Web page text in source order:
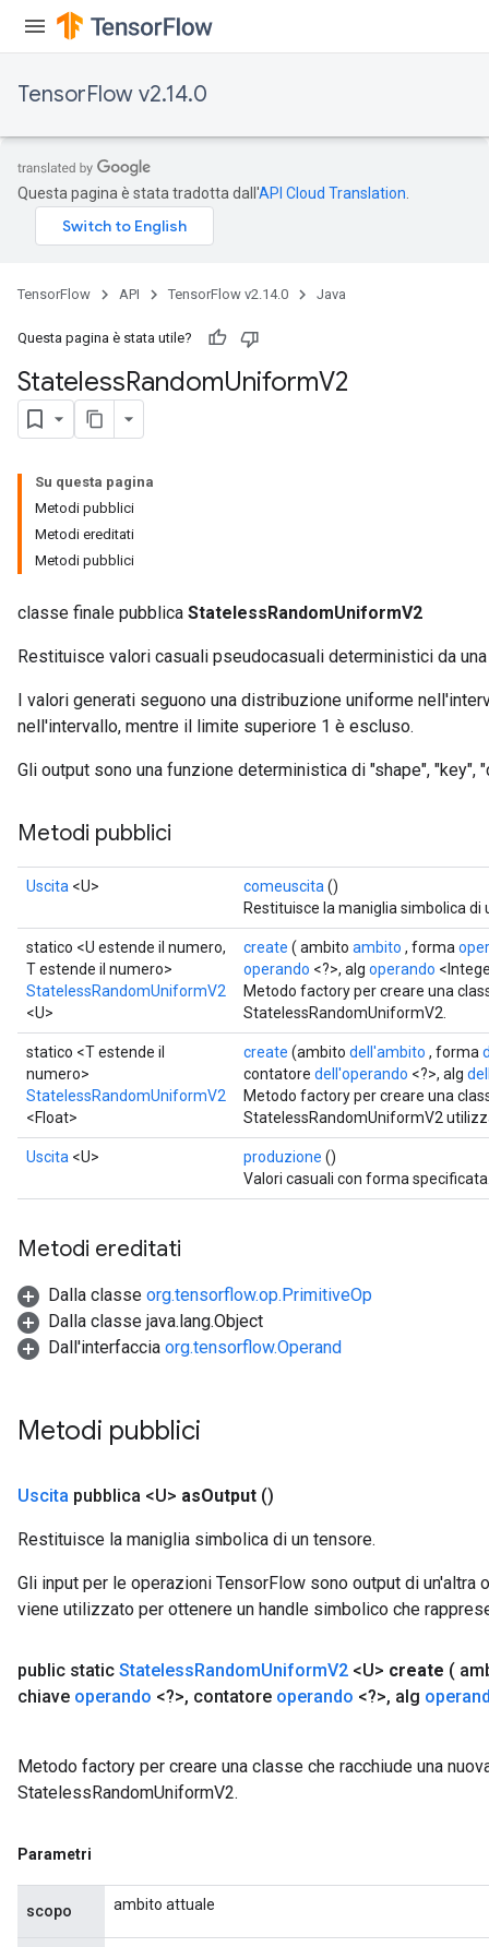
TensorFlow v2.14.0
Questa pagina è stata tradotta dall'API Cloud Translation
TensorFlow API TensorFlow v2.14.0 Java
Questa pagina è stata utile?
StatelessRandomUniformV2
Su questa pagina
Metodi pubblici
Metodi ereditati
Metodi pubblici
classe finale pubblica StatelessRandomUniformV2
Restituisce valori casuali pseudocasuali deterministici da
I valori generati seguono una distribuzione uniforme
nell'intervallo, mentre il limite superiore 1 è escluso.
Gli output sono una funzione deterministica di "shape", "key",
Metodi pubblici
Uscita <U> comeuscita ()
Restituisce la maniglia simbolica di
statico <U estende il numero,
T estende il numero>
StatelessRandomUniformV2
<U>
create ( ambito ambito , forma
operando <?>, alg operando
Metodo factory per creare una
StatelessRandomUniformV2.
statico <T estende il
numero>
StatelessRandomUniformV2
<Float>
create (ambito dell'ambito , forma
contatore dell'operando <?>, alg
Metodo factory per creare una
StatelessRandomUniformV2
Uscita <U> produzione ()
Valori casuali con forma
Metodi ereditati
Dalla classe org.tensorflow.op.PrimitiveOp
Dalla classe java.lang.Object
Dall'interfaccia org.tensorflow.Operand
Metodi pubblici
Uscita pubblica <U> asOutput ()
Restituisce la maniglia simbolica di un tensore.
Gli input per le operazioni TensorFlow sono output di un'altra
viene utilizzato per ottenere un handle simbolico che
public static StatelessRandomUniformV2 <U> create (
chiave operando <?>, contatore operando <?>, alg
Metodo factory per creare una classe che racchiude una
StatelessRandomUniformV2.
Parametri
scopo ambito attuale